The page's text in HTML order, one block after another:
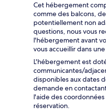
Cet hébergement
comme des balcons,
potentiellement non
questions, nous vous
l'hébergement avant
vous accueillir dans
L'hébergement est
communicantes/
disponibles aux dates
demande en
l'aide des
réservation.